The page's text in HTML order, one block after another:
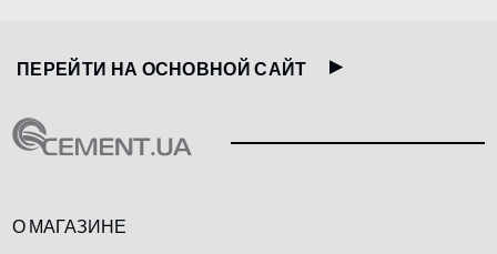
ПЕРЕЙТИ НА ОСНОВНОЙ САЙТ
О МАГАЗИНЕ